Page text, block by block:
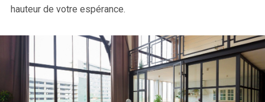
hauteur de votre espérance.